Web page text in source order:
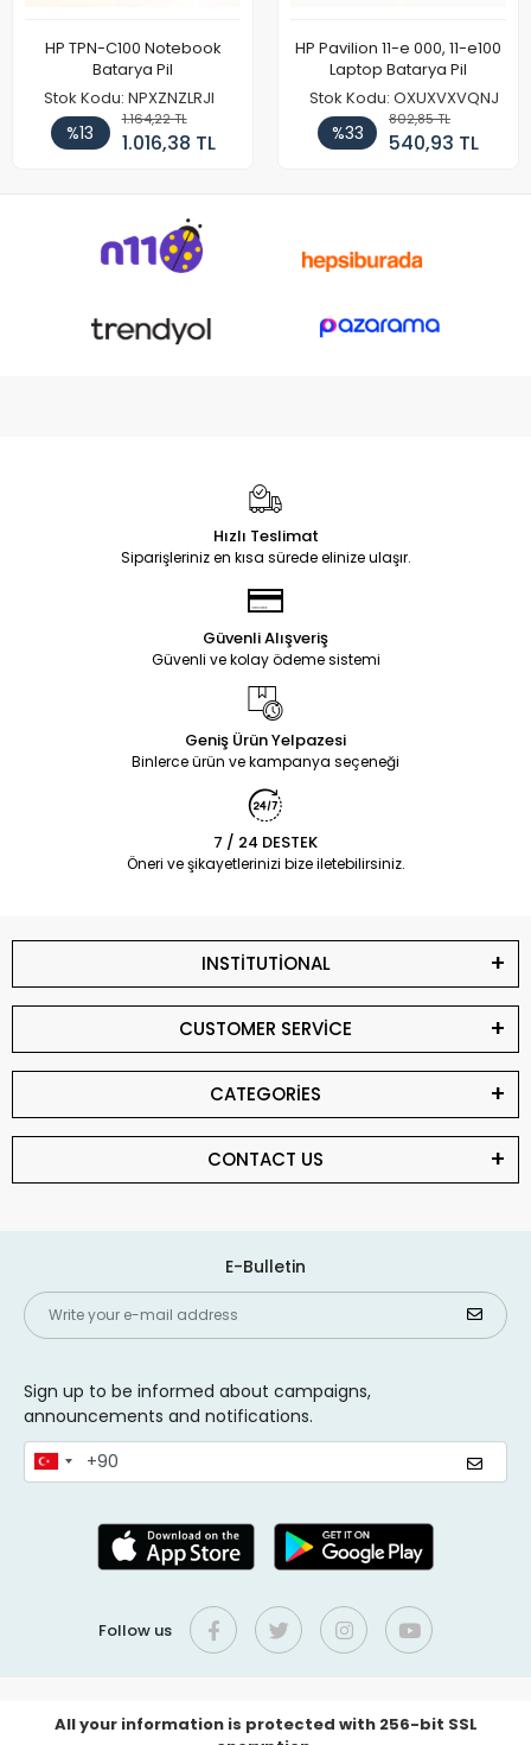
HP TPN-C100 Notebook
Batarya Pil
Stok Kodu: NPXZNZLRJI
%13
1.164,22 TL
1.016,38 TL
HP Pavilion 11-e 000, 11-e100
Laptop Batarya Pil
Stok Kodu: OXUXVXVQNJ
%33
802,85 TL
540,93 TL
Hızlı Teslimat
Siparişleriniz en kısa sürede elinize ulaşır.
Güvenli Alışveriş
Güvenli ve kolay ödeme sistemi
Geniş Ürün Yelpazesi
Binlerce ürün ve kampanya seçeneği
7 / 24 DESTEK
Öneri ve şikayetlerinizi bize iletebilirsiniz.
INSTİTUTİONAL
CUSTOMER SERVİCE
CATEGORİES
CONTACT US
E-Bulletin
Sign up to be informed about campaigns,
announcements and notifications.
Follow us
All your information is protected with 256-bit SSL